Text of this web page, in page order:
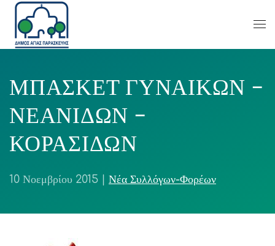
ΜΠΑΣΚΕΤ ΓΥΝΑΙΚΩΝ –
ΝΕΑΝΙΔΩΝ –
ΚΟΡΑΣΙΔΩΝ
10 Νοεμβρίου 2015 Νέα Συλλόγων-Φορέων